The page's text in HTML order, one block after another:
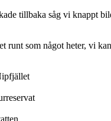
tillbaka såg vi knappt
som något heter, vi